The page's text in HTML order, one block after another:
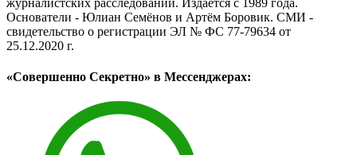
журналистских расследований. Издаётся с 1989 года.
Основатели - Юлиан Семёнов и Артём Боровик. CМИ -
свидетельство о регистрации ЭЛ № ФС 77-79634 от
25.12.2020 г.
«Совершенно Секретно» в Мессенджерах: